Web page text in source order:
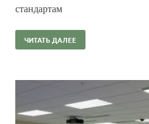
стандартам
ЧИТАТЬ ДАЛЕЕ